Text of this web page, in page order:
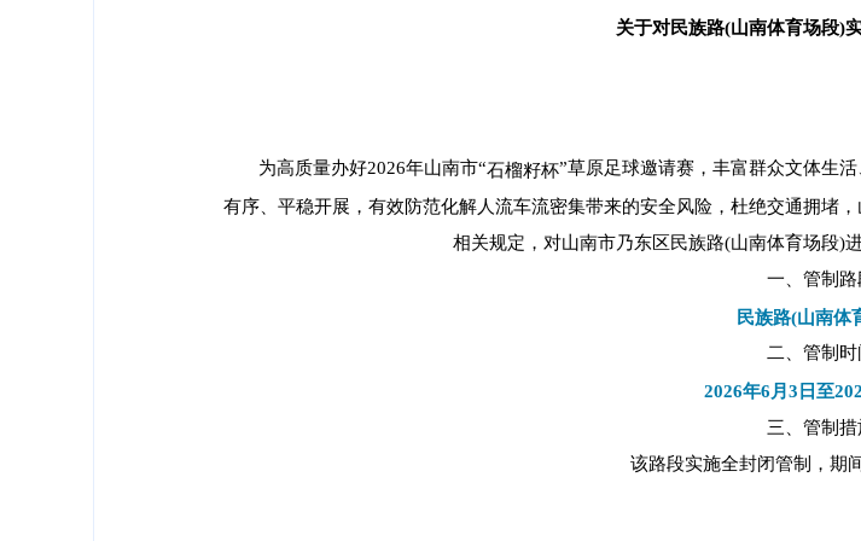
关于对民族路(山南体育场段)
为高质量办好2026年山南市“石榴籽杯”草原足球邀请赛，丰富群众文体生
有序、平稳开展，有效防范化解人流车流密集带来的安全风险，杜绝交通拥堵
相关规定，对山南市乃东区民族路(山南体育场段)
一、管制路
民族路(山南体
二、管制时
2026年6月3日至
三、管制措
该路段实施全封闭管制，期